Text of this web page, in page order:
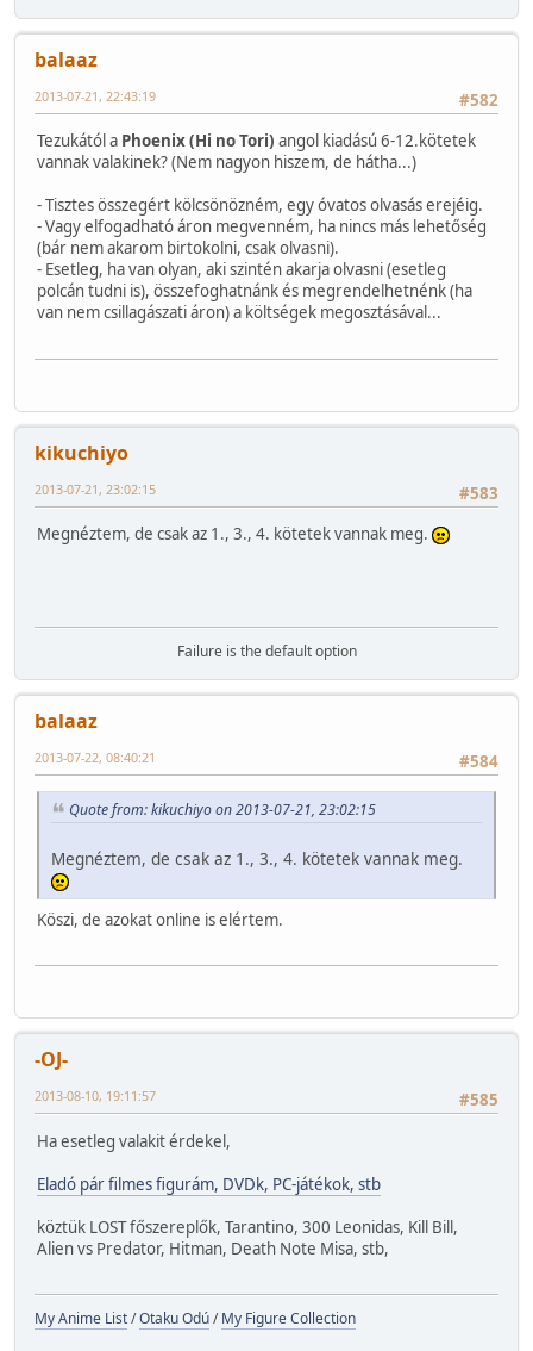
balaaz
#582
2013-07-21, 22:43:19
Tezukától a Phoenix (Hi no Tori) angol kiadású 6-12.kötetek
vannak valakinek? (Nem nagyon hiszem, de hátha...)
- Tisztes összegért kölcsönözném, egy óvatos olvasás erejéig.
- Vagy elfogadható áron megvenném, ha nincs más lehetőség
(bár nem akarom birtokolni, csak olvasni).
- Esetleg, ha van olyan, aki szintén akarja olvasni (esetleg
polcán tudni is), összefoghatnánk és megrendelhetnénk (ha
van nem csillagászati áron) a költségek megosztásával...
kikuchiyo
#583
2013-07-21, 23:02:15
Megnéztem, de csak az 1., 3., 4. kötetek vannak meg.
Failure is the default option
balaaz
#584
2013-07-22, 08:40:21
Quote from: kikuchiyo on 2013-07-21, 23:02:15
Megnéztem, de csak az 1., 3., 4. kötetek vannak meg.
Köszi, de azokat online is elértem.
-OJ-
#585
2013-08-10, 19:11:57
Ha esetleg valakit érdekel,
Eladó pár filmes figurám, DVDk, PC-játékok, stb
köztük LOST főszereplők, Tarantino, 300 Leonidas, Kill Bill,
Alien vs Predator, Hitman, Death Note Misa, stb,
My Anime List/Otaku Odú/My Figure Collection